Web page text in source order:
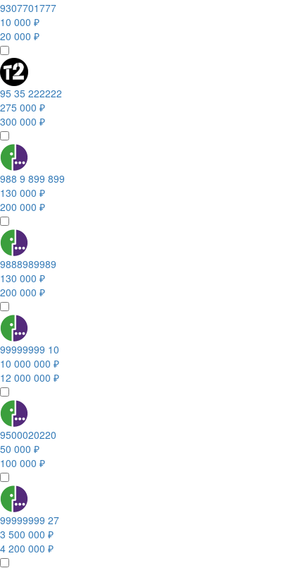
9307701777
10 000 ₽
20 000 ₽
95 35 222222
275 000 ₽
300 000 ₽
988 9 899 899
130 000 ₽
200 000 ₽
9888989989
130 000 ₽
200 000 ₽
99999999 10
10 000 000 ₽
12 000 000 ₽
9500020220
50 000 ₽
100 000 ₽
99999999 27
3 500 000 ₽
4 200 000 ₽